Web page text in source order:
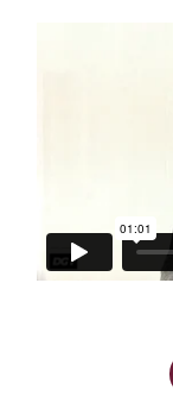
muskler med
at synke ned i
Det giver ikke
Dette forløb er
styrke sin
som øvede,
Sådan bruger
Forløbet her
Forside og
Forside